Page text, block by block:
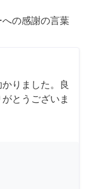
の感謝の言葉
りました。良
とうございま